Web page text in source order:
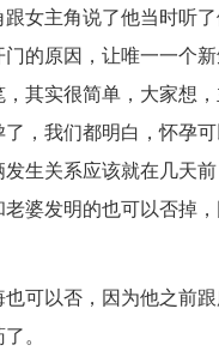
女主角说了他当时听
的原因，让唯一一个
其实很简单，大家想
，我们都明白，怀孕
生关系应该就在几天
婆发明的也可以否掉
可以否，因为他之前
。